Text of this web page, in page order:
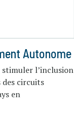
Autonome
stimuler l’inclusion
circuits
en